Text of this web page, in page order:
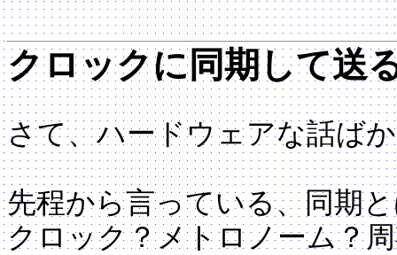
クロックに同期して送
さて、ハードウェアな話ば
先程から言っている、同期
クロック？メトロノーム？